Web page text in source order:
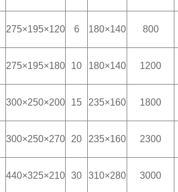
275×195×120 6 180×140 800
275×195×180 10 180×140 1200
300×250×200 15 235×160 1800
300×250×270 20 235×160 2300
440×325×210 30 310×280 3000